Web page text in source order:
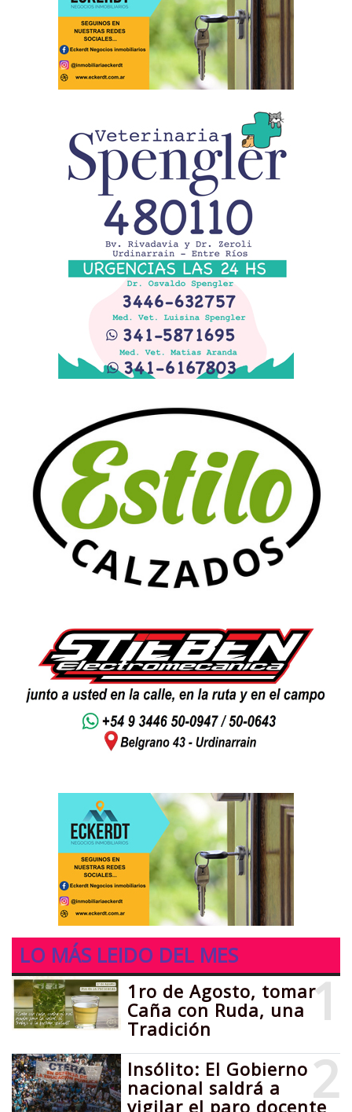
LO MÁS LEIDO DEL MES
1
1ro de Agosto, tomar
Caña con Ruda, una
Tradición
2
Insólito: El Gobierno
nacional saldrá a
vigilar el paro docente